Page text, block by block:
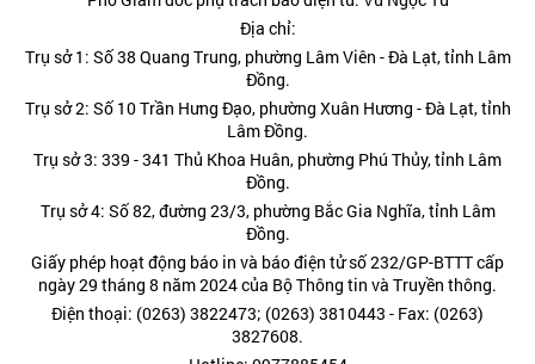
Địa chỉ:
Trụ sở 1: Số 38 Quang Trung, phường Lâm Viên - Đà Lạt, tỉnh Lâm
Đồng.
Trụ sở 2: Số 10 Trần Hưng Đạo, phường Xuân Hương - Đà Lạt, tỉnh
Lâm Đồng.
Trụ sở 3: 339 - 341 Thủ Khoa Huân, phường Phú Thủy, tỉnh Lâm
Đồng.
Trụ sở 4: Số 82, đường 23/3, phường Bắc Gia Nghĩa, tỉnh Lâm
Đồng.
Giấy phép hoạt động báo in và báo điện tử số 232/GP-BTTT cấp
ngày 29 tháng 8 năm 2024 của Bộ Thông tin và Truyền thông.
Điện thoại: (0263) 3822473; (0263) 3810443 - Fax: (0263)
3827608.